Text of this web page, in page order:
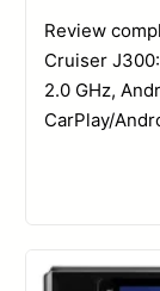
Review
Cruiser
2.0 GHz,
CarPlay/